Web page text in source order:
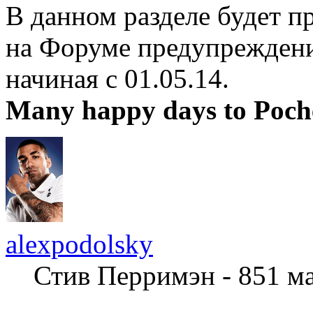
В данном разделе будет
на Форуме
начиная с 01.05.14.
Many happy days to
alexpodolsky
Стив Перримэн - 851